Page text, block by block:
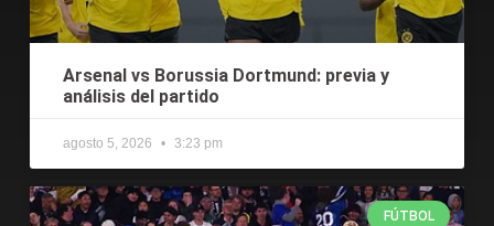
Arsenal vs Borussia Dortmund: previa y
análisis del partido
agosto 5, 2026 3:23 pm
FÚTBOL